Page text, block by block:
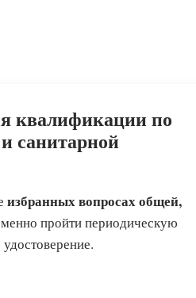
квалификации по
санитарной
избранных вопросах общей,
пройти периодическую